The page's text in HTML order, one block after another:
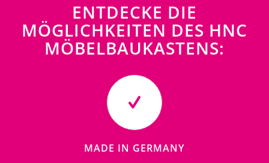
ENTDECKE DIE
MÖGLICHKEITEN DES HNC
MÖBELBAUKASTENS:
MADE IN GERMANY